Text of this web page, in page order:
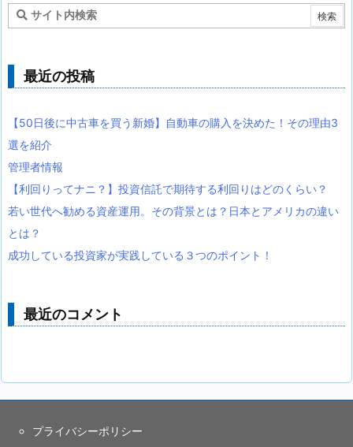
最近の投稿
【50日後に中古車を買う新婚】自動車の購入を決めた！その理由3
選を紹介
管理者情報
【利回りってナニ？】投資信託で期待する利回りはどのくらい？
若い世代へ勧める資産運用。その背景とは？日本とアメリカの違い
とは？
成功している投資家が実践している３つのポイント！
最近のコメント
プライバシーポリシー